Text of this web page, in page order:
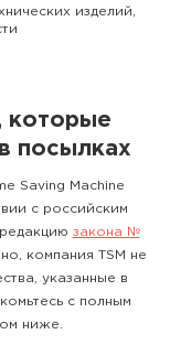
изделий,
которые
посылках
Saving Machine
с российским
закона №
компания TSM не
указанные в
с полным
ниже.